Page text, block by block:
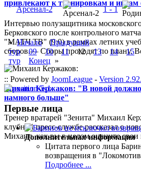
привлекают к тренировкам и
Интервью полузащитника
Берковского после контрольного
"МАТЧ ТВ" (9:0) в рамках летних
сборов.— Сборы проходят по плану.
Михаил Кержаков: "В новой
намного больше"
Тренер вратарей "Зенита" Михаил
клубной пресс-службе рассказал о
Михаил, как вы в целом оцените свои
Арсенал-2
1 - 1
«Начало
Прыдущий
тур
09 10 111213 14 15
тур
Конец »
:: Powered by JoomLeague - Version
Первые лица
Дополнительная информация
Цитата первого лица
возвращения в
Подробнее ...